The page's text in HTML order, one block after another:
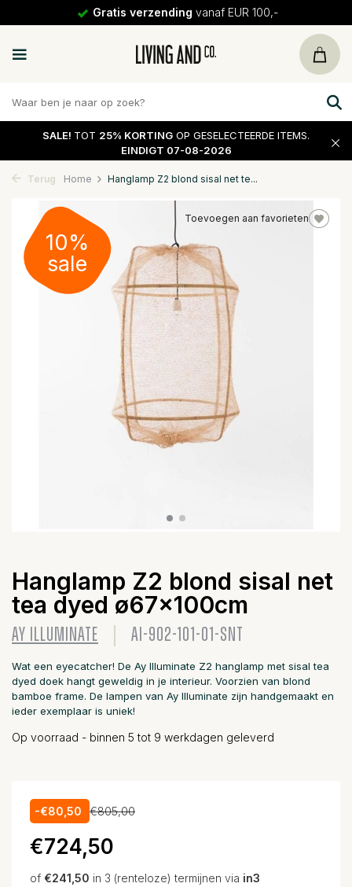
Gratis verzending vanaf EUR 100,-
SALE! TOT 25% KORTING OP GESELECTEERDE ITEMS.
EINDIGT 07-08-2026
Terug Home Hanglamp Z2 blond sisal net te...
Toevoegen aan favorieten
10%
sale
Hanglamp Z2 blond sisal net
tea dyed ø67x100cm
AY ILLUMINATE AI-902-101-01-SNT
Wat een eyecatcher! De Ay Illuminate Z2 hanglamp met sisal tea
dyed doek hangt geweldig in je interieur. Voorzien van blond
bamboe frame. De lampen van Ay Illuminate zijn handgemaakt en
ieder exemplaar is uniek!
Op voorraad - binnen 5 tot 9 werkdagen geleverd
-€80,50 €805,00
€724,50
of €241,50 in 3 (renteloze) termijnen via in3